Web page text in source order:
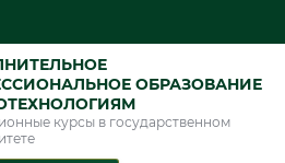
ОБРАЗОВАНИЕ
курсы в государственном